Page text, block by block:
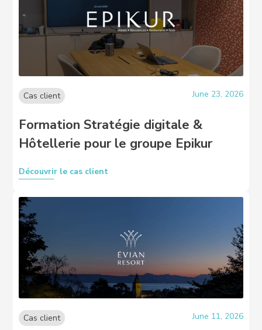
Cas client June 23, 2026
Formation Stratégie digitale &
Hôtellerie pour le groupe Epikur
Découvrir le cas client
Cas client June 11, 2026